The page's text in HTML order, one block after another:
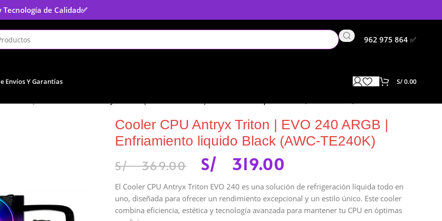
Tecnología de Calidad✅
962 975 864 ✅
Envíos Y Garantías S/0.00
Cooler CPU Antryx Triton | EVO 240 ARGB |
Enfriamiento liquido Black (AWC-TE240K)
S/369.00 S/ 319.00
El Cooler CPU Antryx Triton EVO 240 es una solución de refrigeración líquida todo en
uno, diseñada para ofrecer un rendimiento excepcional y un estilo único. Este cooler
combina eficiencia, estética y tecnología avanzada para mantener tu CPU en óptimas